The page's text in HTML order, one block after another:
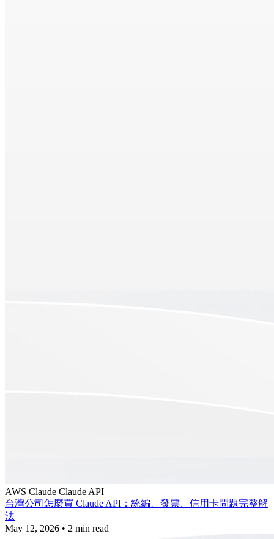
AWS Claude Claude API
台灣公司怎麼買 Claude API：統編、發票、信用卡問題完整解
法
May 12, 2026 • 2 min read